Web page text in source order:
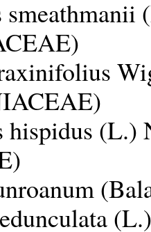
)
)
hispidus (L.)
)